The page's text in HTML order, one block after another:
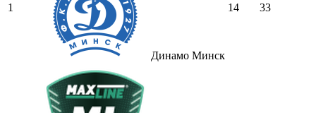
1
Динамо Минск
14 33